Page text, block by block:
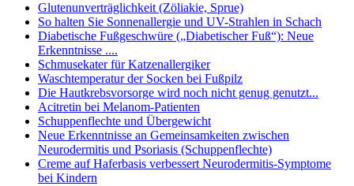
Glutenunverträglichkeit (Zöliakie, Sprue)
So halten Sie Sonnenallergie und UV-Strahlen in Schach
Diabetische Fußgeschwüre („Diabetischer Fuß“): Neue
Erkenntnisse ....
Schmusekater für Katzenallergiker
Waschtemperatur der Socken bei Fußpilz
Die Hautkrebsvorsorge wird noch nicht genug genutzt...
Acitretin bei Melanom-Patienten
Schuppenflechte und Übergewicht
Neue Erkenntnisse an Gemeinsamkeiten zwischen
Neurodermitis und Psoriasis (Schuppenflechte)
Creme auf Haferbasis verbessert Neurodermitis-Symptome
bei Kindern